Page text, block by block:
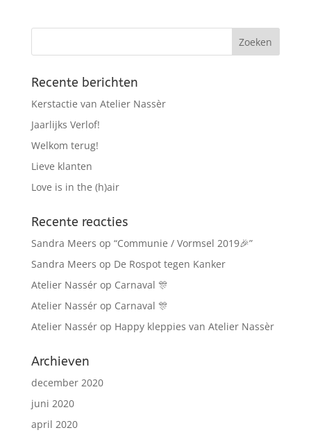
Recente berichten
Kerstactie van Atelier Nassèr
Jaarlijks Verlof!
Welkom terug!
Lieve klanten
Love is in the (h)air
Recente reacties
Sandra Meers op “Communie / Vormsel 2019🎉”
Sandra Meers op De Rospot tegen Kanker
Atelier Nassérop Carnaval 🎊
Atelier Nassérop Carnaval 🎊
Atelier Nassérop Happy kleppies van Atelier Nassèr
Archieven
december 2020
juni 2020
april 2020